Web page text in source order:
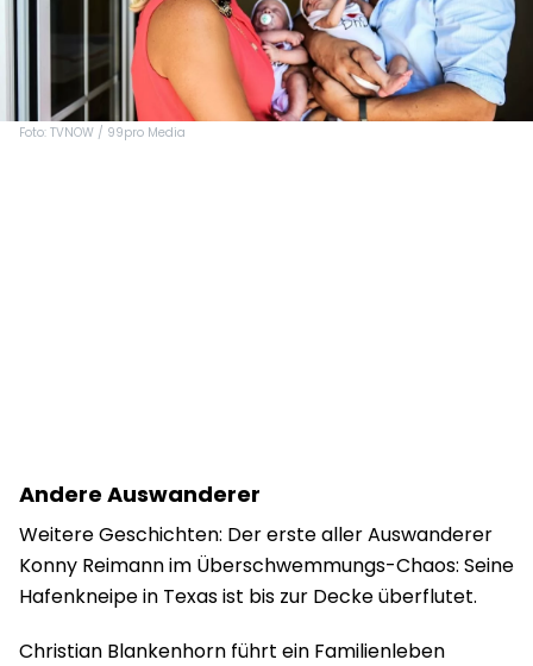
Foto: TVNOW / 99pro Media
Andere Auswanderer
Weitere Geschichten: Der erste aller Auswanderer
Konny Reimann im Überschwemmungs-Chaos: Seine
Hafenkneipe in Texas ist bis zur Decke überflutet.
Christian Blankenhorn führt ein Familienleben